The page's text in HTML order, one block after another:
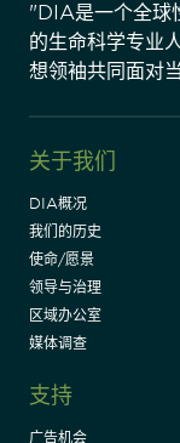
"DIA是一个全球
的生命科学专业
想领袖共同面对
关于我们
DIA概况
我们的历史
使命/愿景
领导与治理
区域办公室
媒体调查
支持
广告机会